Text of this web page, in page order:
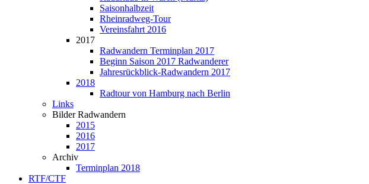
Saisonhalbzeit
Rheinradweg-Tour
Vereinsfahrt 2016
2017
Radwandern Terminplan 2017
Beginn Saison 2017 Radwanderer
Jahresrückblick-Radwandern 2017
2018
Radtour von Hamburg nach Berlin
Links
Bilder Radwandern
2015
2016
2017
Archiv
Terminplan 2018
RTF/CTF